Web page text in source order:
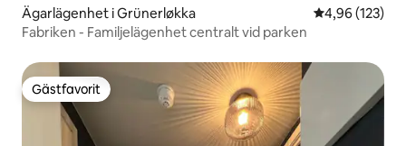
Ägarlägenhet i Grünerløkka 4,96 av 5 i
4,96 (123)
Fabriken - Familjelägenhet centralt vid parken
Gästfavorit
Gästfavorit